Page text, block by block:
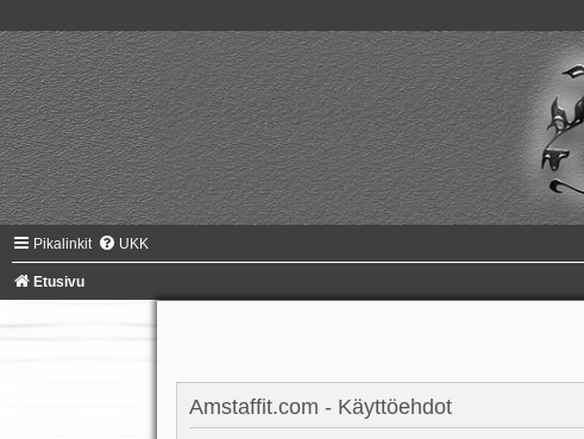
Pikalinkit UKK
Etusivu
Amstaffit.com - Käyttöehdot